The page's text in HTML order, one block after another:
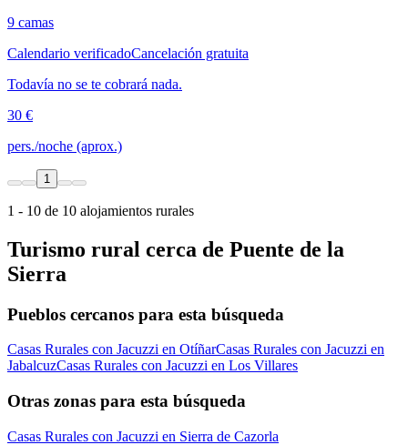
9 camas
Calendario verificadoCancelación gratuita
Todavía no se te cobrará nada.
30 €
pers./noche (aprox.)
1
1 - 10 de 10 alojamientos rurales
Turismo rural cerca de Puente de la
Sierra
Pueblos cercanos para esta búsqueda
Casas Rurales con Jacuzzi en OtíñarCasas Rurales con Jacuzzi en
JabalcuzCasas Rurales con Jacuzzi en Los Villares
Otras zonas para esta búsqueda
Casas Rurales con Jacuzzi en Sierra de Cazorla